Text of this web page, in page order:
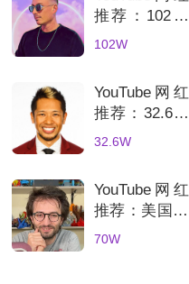
推荐：102万
粉德国科技测
102W
YouTube网红
推荐：32.6万
粉美国科技博
32.6W
YouTube网红
推荐：美国70
万粉丝3D打
70W